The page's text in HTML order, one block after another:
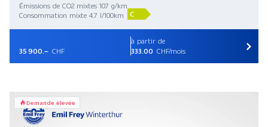
Émissions de CO2 mixtes 107 g/km
Consommation mixte 4.7 l/100km
C
35 900.– CHF
à partir de
333.00 CHF/mois
Demande élevée